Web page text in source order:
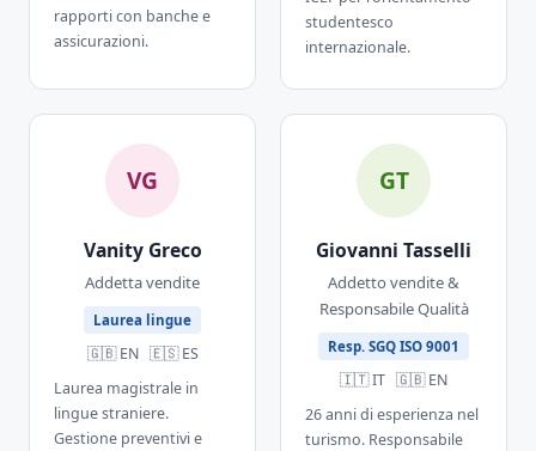
rapporti con banche e
assicurazioni.
studentesco
internazionale.
VG
Vanity Greco
Addetta vendite
Laurea lingue
🇬🇧 EN 🇪🇸 ES
Laurea magistrale in
lingue straniere.
Gestione preventivi e
GT
Giovanni Tasselli
Addetto vendite &
Responsabile Qualità
Resp. SGQ ISO 9001
🇮🇹 IT 🇬🇧 EN
26 anni di esperienza nel
turismo. Responsabile